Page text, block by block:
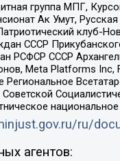
группа МПГ,
Ак Умут,
клуб-
СССР
РСФСР СССР
Meta Platforms
Региональное
ru/
агентов: